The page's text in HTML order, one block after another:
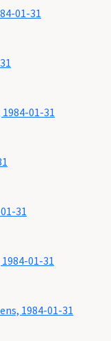
01-31
01-31
31
01-31
1984-01-31